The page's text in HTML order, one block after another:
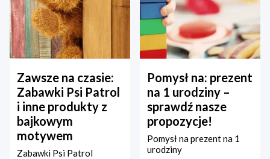
Zawsze na czasie:
Zabawki Psi Patrol
i inne produkty z
bajkowym
motywem
Zabawki Psi Patrol
Pomysł na: prezent
na 1 urodziny –
sprawdź nasze
propozycje!
Pomysł na prezent na 1
urodziny